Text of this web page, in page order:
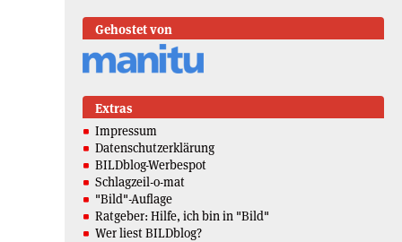
Gehostet von
Extras
Impressum
Datenschutzerklärung
BILDblog-Werbespot
Schlagzeil-o-mat
"Bild"-Auflage
Ratgeber: Hilfe, ich bin in "Bild"
Wer liest BILDblog?